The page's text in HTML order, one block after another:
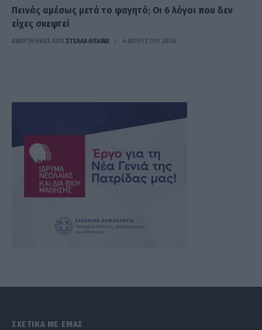
Πεινάς αμέσως μετά το φαγητό; Οι 6 λόγοι που δεν
είχες σκεφτεί
ΑΝΑΡΤΗΘΗΚΕ ΑΠΟ ΣΤΈΛΛΑ ΛΊΤΑΙΝΑ 4 ΑΥΓΟΎΣΤΟΥ 2026
ΣΧΕΤΙΚΑ ΜΕ ΕΜΑΣ